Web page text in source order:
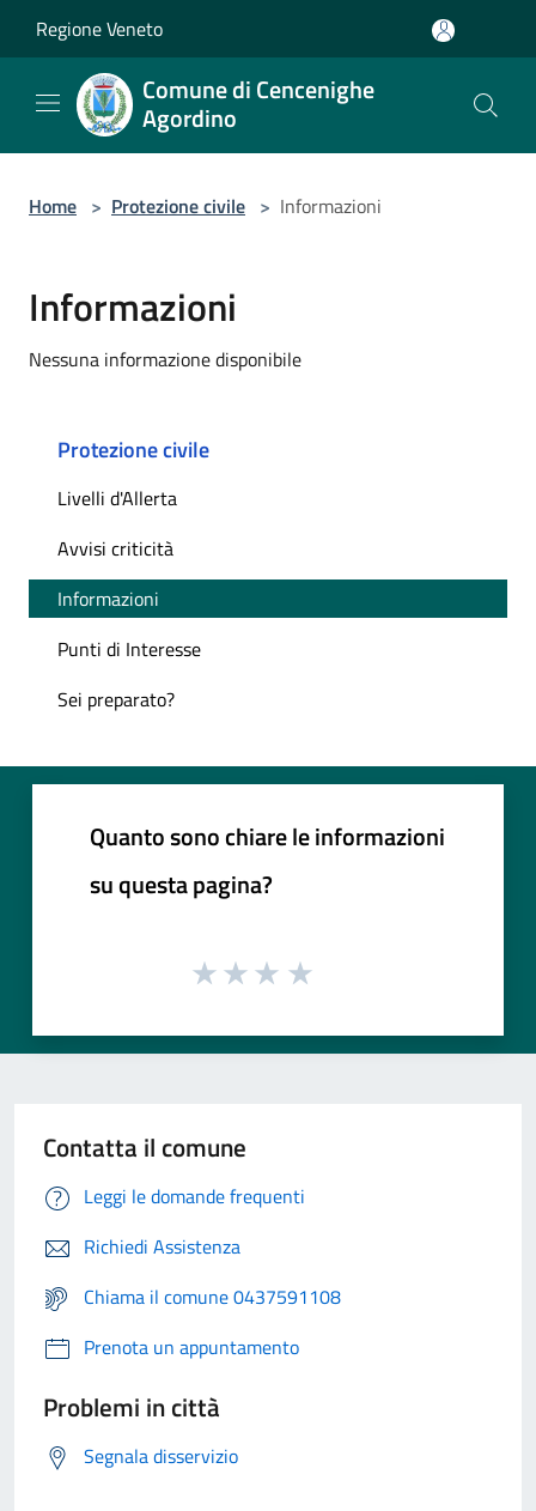
Regione Veneto
Comune di Cencenighe
Agordino
Home > Protezione civile > Informazioni
Informazioni
Nessuna informazione disponibile
Protezione civile
Livelli d'Allerta
Avvisi criticità
Informazioni
Punti di Interesse
Sei preparato?
Quanto sono chiare le informazioni
su questa pagina?
Contatta il comune
Leggi le domande frequenti
Richiedi Assistenza
Chiama il comune 0437591108
Prenota un appuntamento
Problemi in città
Segnala disservizio